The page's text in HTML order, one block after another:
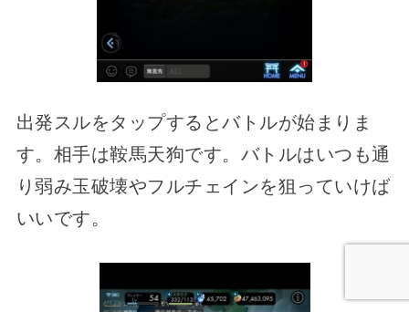
出発スルをタップするとバトルが始まりま
す。相手は鞍馬天狗です。バトルはいつも通
り弱み玉破壊やフルチェインを狙っていけば
いいです。